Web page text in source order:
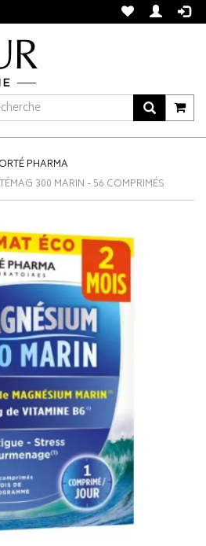
PHARMA
300 MARIN - 56 COMPRIMÉS